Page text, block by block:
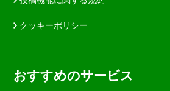
クッキーポリシー
おすすめのサービス